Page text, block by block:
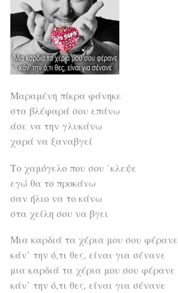
Μαραμένη πίκρα φάνηκε
στα βλέφαρά σου επάνω
άσε να την γλυκάνω
χαρά να ξαναβγεί
Το χαμόγελο που σου `κλεψε
εγώ θα το προκάνω
σαν ήλιο να το κάνω
στα χείλη σου να βγει
Μια καρδιά τα χέρια μου σου φέρανε
κάν’ την ό,τι θες, είναι για σένανε
μια καρδιά τα χέρια μου σου φέρανε
κάν’ την ό,τι θες, είναι για σένανε